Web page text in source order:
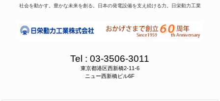
社会を動かす。豊かな未来を創る。日本の発電設備を支え続ける力。日栄動力工業
Tel :03-3506-3011
東京都港区西新橋2-11-6
ニュー西新橋ビル6F